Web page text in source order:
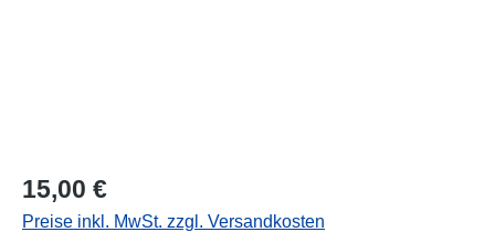
Regulärer Preis:
15,00 €
Preise inkl. MwSt. zzgl. Versandkosten